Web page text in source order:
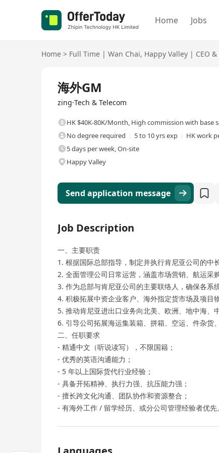
Home Jobs
Home > Full Time | Wan Chai, Happy Valley | CEO
海外GM
zing·Tech & Telecom
HK $40K-80K/Month, High commission with base
No degree required
5 to 10 yrs exp
HK work
5 days per week, On-site
Happy Valley
Send application message
Job Description
一、主要职责
1. 根据国际总部指导，制定并执行肯尼亚公司的中
2. 全面管理公司日常运营，涵盖市场营销、航运采
3. 作为总部与肯尼亚公司的主要联络人，确保各系
4. 积极拓展中资企业客户、海外指定货市场及项目
5. 推动肯尼亚进出口业务向北美、欧洲、地中海、
6. 引导公司拓展海运集装箱、拼箱、空运、件杂货
二、任职要求
- 精通中文（听说读写），不限国籍；
- 优秀的英语沟通能力；
- 5 年以上国际货代行业经验；
- 具备开拓精神、执行力强、抗压能力强；
- 擅长跨文化沟通、团队协作和资源整合；
- 有海外工作 / 留学经历、或分公司管理经验者优先。